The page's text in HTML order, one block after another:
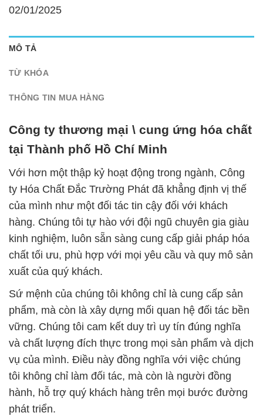
02/01/2025
MÔ TẢ
TỪ KHÓA
THÔNG TIN MUA HÀNG
Công ty thương mại \ cung ứng hóa chất
tại Thành phố Hồ Chí Minh
Với hơn một thập kỷ hoạt động trong ngành, Công
ty Hóa Chất Đắc Trường Phát đã khẳng định vị thế
của mình như một đối tác tin cậy đối với khách
hàng. Chúng tôi tự hào với đội ngũ chuyên gia giàu
kinh nghiệm, luôn sẵn sàng cung cấp giải pháp hóa
chất tối ưu, phù hợp với mọi yêu cầu và quy mô sản
xuất của quý khách.
Sứ mệnh của chúng tôi không chỉ là cung cấp sản
phẩm, mà còn là xây dựng mối quan hệ đối tác bền
vững. Chúng tôi cam kết duy trì uy tín đúng nghĩa
và chất lượng đích thực trong mọi sản phẩm và dịch
vụ của mình. Điều này đồng nghĩa với việc chúng
tôi không chỉ làm đối tác, mà còn là người đồng
hành, hỗ trợ quý khách hàng trên mọi bước đường
phát triển.